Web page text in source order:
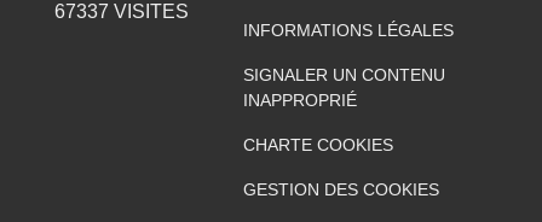
67337 VISITES
INFORMATIONS LÉGALES
SIGNALER UN CONTENU
INAPPROPRIÉ
CHARTE COOKIES
GESTION DES COOKIES